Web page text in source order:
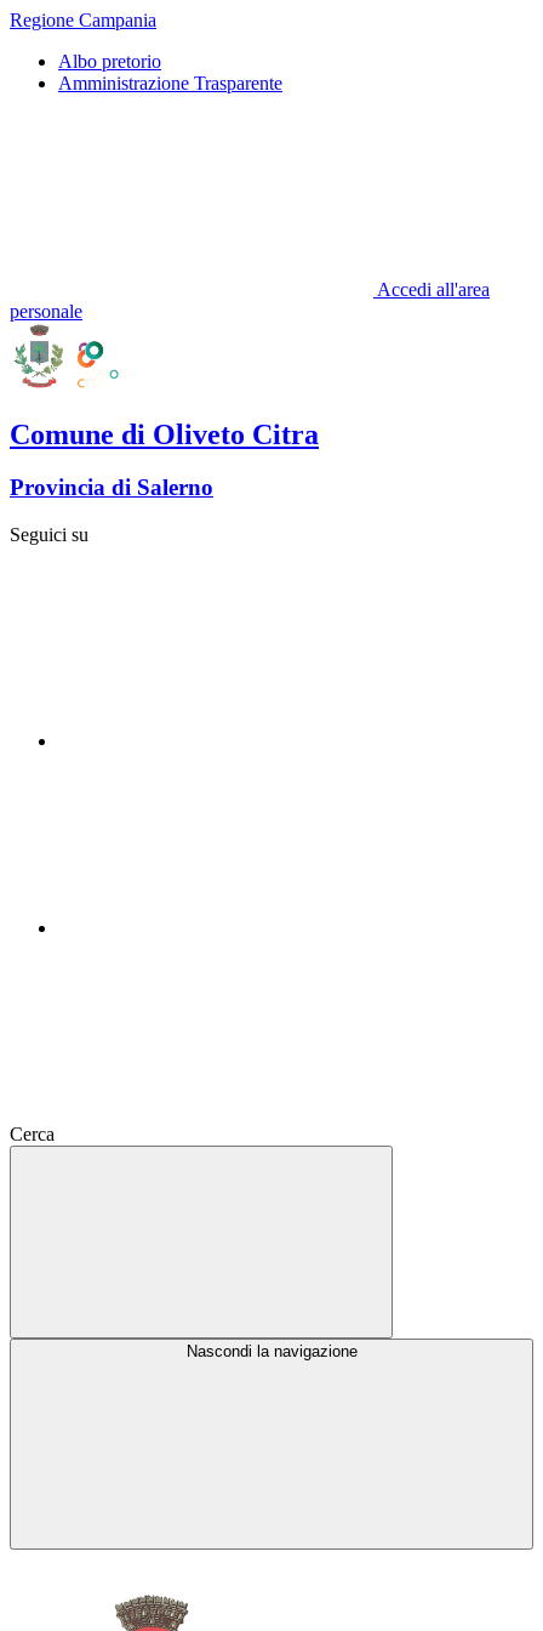
Regione Campania
Albo pretorio
Amministrazione Trasparente
Accedi all'area
personale
Comune di Oliveto Citra
Provincia di Salerno
Seguici su
Cerca
Nascondi la navigazione